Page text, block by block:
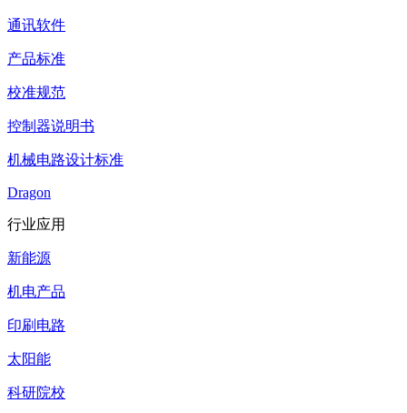
通讯软件
产品标准
校准规范
控制器说明书
机械电路设计标准
Dragon
行业应用
新能源
机电产品
印刷电路
太阳能
科研院校